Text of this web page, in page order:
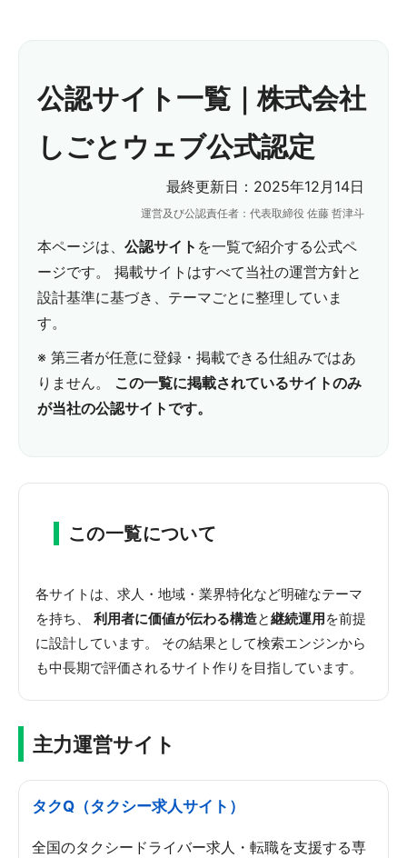
公認サイト一覧｜株式会社
しごとウェブ公式認定
最終更新日：2025年12月14日
運営及び公認責任者：代表取締役 佐藤 哲津斗
本ページは、 公認サイト を一覧で紹介する公式ペ
ージです。 掲載サイトはすべて当社の運営方針と
設計基準に基づき、テーマごとに整理していま
す。
※ 第三者が任意に登録・掲載できる仕組みではあ
りません。 この一覧に掲載されているサイトのみ
が当社の公認サイトです。
この一覧について
各サイトは、求人・地域・業界特化など明確なテーマ
を持ち、 利用者に価値が伝わる構造と継続運用 を前提
に設計しています。 その結果として検索エンジンから
も中長期で評価されるサイト作りを目指しています。
主力運営サイト
タクQ（タクシー求人サイト）
全国のタクシードライバー求人・転職を支援する専